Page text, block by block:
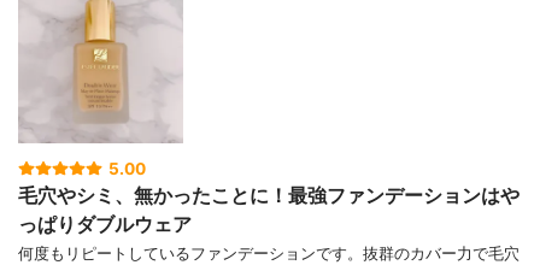
5.00
毛穴やシミ、無かったことに！最強ファンデーションはや
っぱりダブルウェア
何度もリピートしているファンデーションです。抜群のカバー力で毛穴